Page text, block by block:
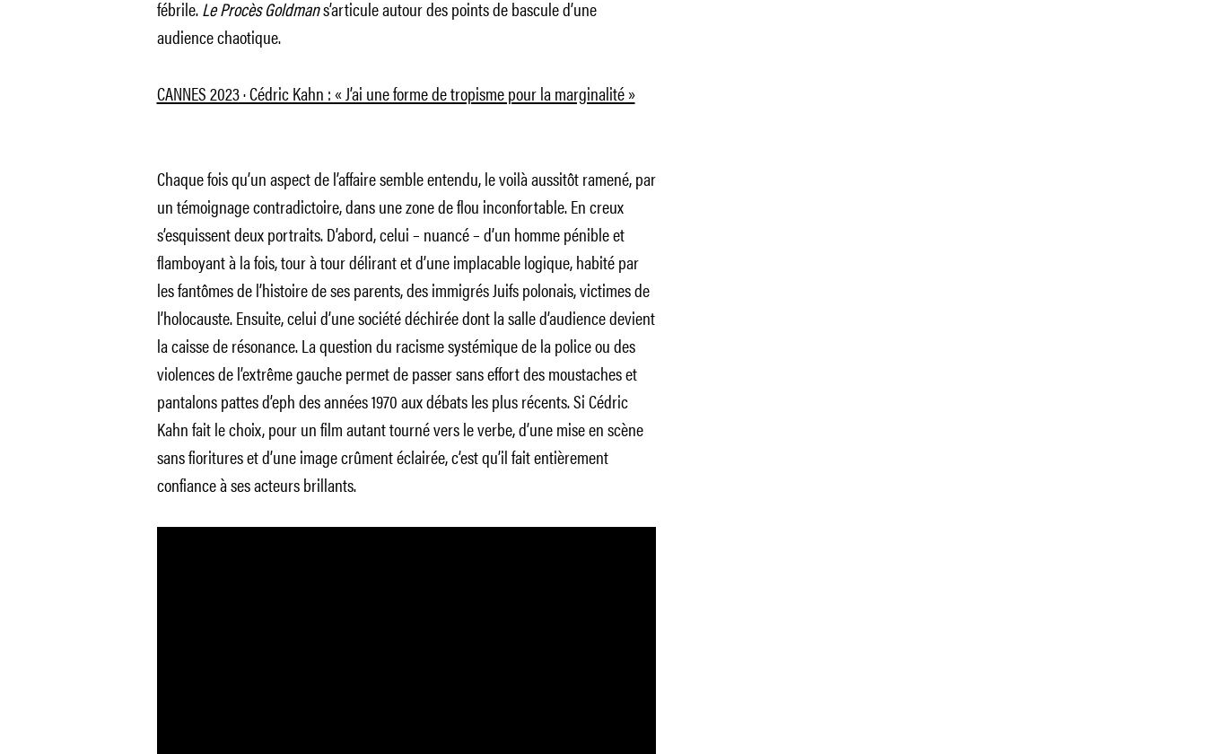
fébrile.Le Procès Goldmans’articule autour des points de bascule d’une
audience chaotique.
CANNES 2023 · Cédric Kahn : « J’ai une forme de tropisme pour la marginalité »
Chaque fois qu’un aspect de l’affaire semble entendu, le voilà aussitôt ramené, par
un témoignage contradictoire, dans une zone de flou inconfortable. En creux
s’esquissent deux portraits. D’abord, celui – nuancé – d’un homme pénible et
flamboyant à la fois, tour à tour délirant et d’une implacable logique, habité par
les fantômes de l’histoire de ses parents, des immigrés Juifs polonais, victimes de
l’holocauste. Ensuite, celui d’une société déchirée dont la salle d’audience devient
la caisse de résonance. La question du racisme systémique de la police ou des
violences de l’extrême gauche permet de passer sans effort des moustaches et
pantalons pattes d’eph des années 1970 aux débats les plus récents. Si Cédric
Kahn fait le choix, pour un film autant tourné vers le verbe, d’une mise en scène
sans fioritures et d’une image crûment éclairée, c’est qu’il fait entièrement
confiance à ses acteurs brillants.